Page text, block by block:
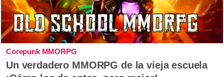
Corepunk MMORPG
Un verdadero MMORPG de la vieja escuela